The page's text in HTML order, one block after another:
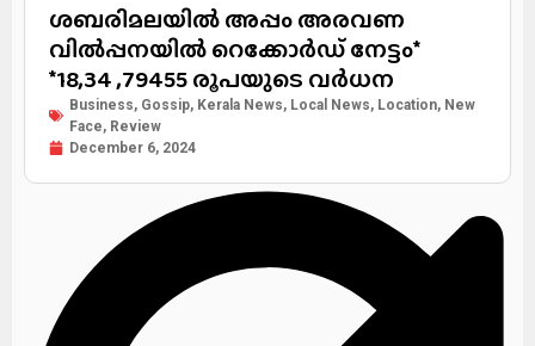
ശബരിമലയിൽ അപ്പം അരവണ
വിൽപ്പനയിൽ റെക്കോർഡ് നേട്ടം*
*18,34 ,79455 രൂപയുടെ വർധന
Business, Gossip, Kerala News, Local News, Location, New
Face, Review
December 6, 2024